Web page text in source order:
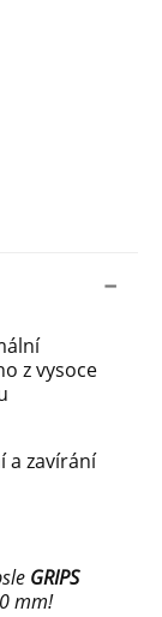
z vysoce
a zavírání
GRIPS
mm!